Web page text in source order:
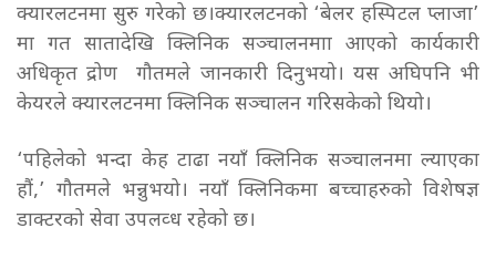
क्यारलटनमा सुरु गरेको छ।क्यारलटनको ‘बेलर हस्पिटल प्लाजा’
मा गत सातादेखि क्लिनिक सञ्चालनमाा आएको कार्यकारी
अधिकृत द्रोण गौतमले जानकारी दिनुभयो। यस अघिपनि भी
केयरले क्यारलटनमा क्लिनिक सञ्चालन गरिसकेको थियो।
‘पहिलेको भन्दा केह टाढा नयाँ क्लिनिक सञ्चालनमा ल्याएका
हौं,’ गौतमले भन्नुभयो। नयाँ क्लिनिकमा बच्चाहरुको विशेषज्ञ
डाक्टरको सेवा उपलव्ध रहेको छ।